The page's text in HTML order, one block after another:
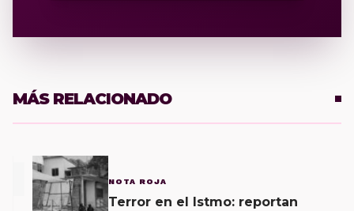
MÁS RELACIONADO
NOTA ROJA
Terror en el Istmo: reportan